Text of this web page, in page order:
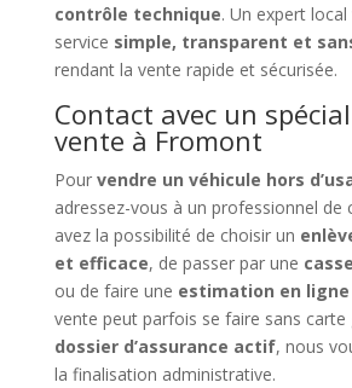
contrôle technique. Un expert
service simple, transparent et
rendant la vente rapide et sécurisée.
Contact avec un
vente à Fromont
Pour vendre un véhicule hors
adressez-vous à un professionnel de
avez la possibilité de choisir un
et efficace, de passer par une
ou de faire une estimation en
vente peut parfois se faire sans carte
dossier d’assurance actif, nous
la finalisation administrative.